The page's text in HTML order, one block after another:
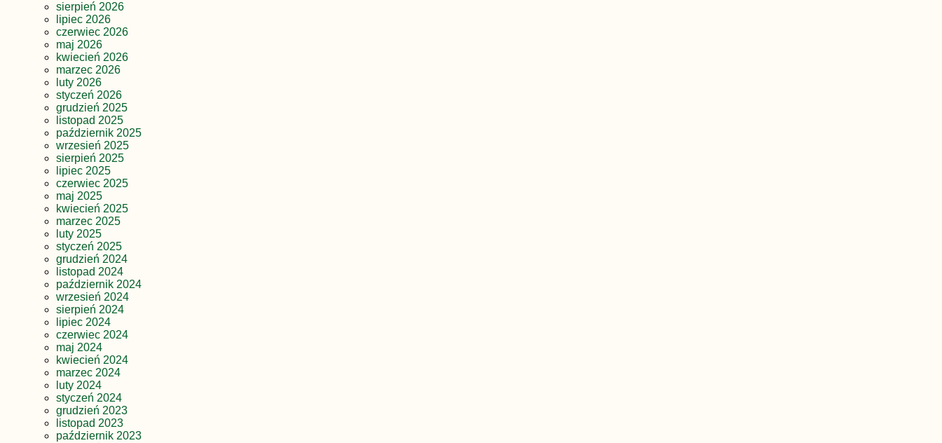
sierpień 2026
lipiec 2026
czerwiec 2026
maj 2026
kwiecień 2026
marzec 2026
luty 2026
styczeń 2026
grudzień 2025
listopad 2025
październik 2025
wrzesień 2025
sierpień 2025
lipiec 2025
czerwiec 2025
maj 2025
kwiecień 2025
marzec 2025
luty 2025
styczeń 2025
grudzień 2024
listopad 2024
październik 2024
wrzesień 2024
sierpień 2024
lipiec 2024
czerwiec 2024
maj 2024
kwiecień 2024
marzec 2024
luty 2024
styczeń 2024
grudzień 2023
listopad 2023
październik 2023